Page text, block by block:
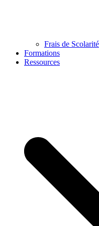
Frais de Scolarité
Formations
Ressources